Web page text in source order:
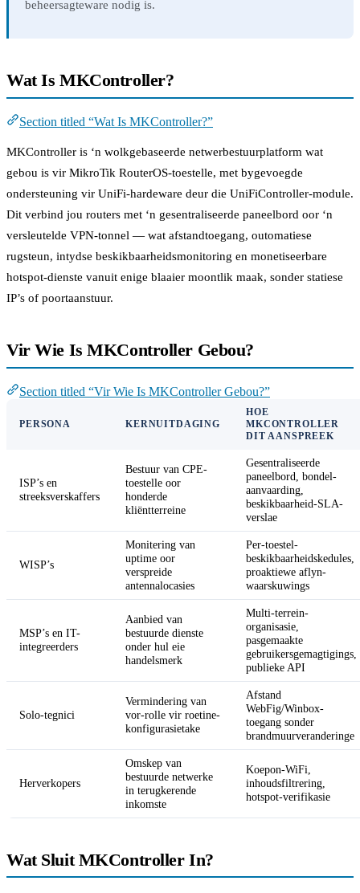
beheersagteware nodig is.
Wat Is MKController?
Section titled “Wat Is MKController?”
MKController is ‘n wolkgebaseerde netwerbestuurplatform wat
gebou is vir MikroTik RouterOS-toestelle, met bygevoegde
ondersteuning vir UniFi-hardeware deur die UniFiController-module.
Dit verbind jou routers met ‘n gesentraliseerde paneelbord oor ‘n
versleutelde VPN-tonnel — wat afstandtoegang, outomatiese
rugsteun, intydse beskikbaarheidsmonitoring en monetiseerbare
hotspot-dienste vanuit enige blaaier moontlik maak, sonder statiese
IP’s of poortaanstuur.
Vir Wie Is MKController Gebou?
Section titled “Vir Wie Is MKController Gebou?”
PERSONA KERNUITDAGING
HOE
MKCONTROLLER
DIT AANSPREEK
ISP’s en
streeksverskaffers
Bestuur van CPE-
toestelle oor
honderde
kliëntterreine
Gesentraliseerde
paneelbord, bondel-
aanvaarding,
beskikbaarheid-SLA-
verslae
WISP’s
Monitering van
uptime oor
verspreide
antennalocasies
Per-toestel-
beskikbaarheidskedules,
proaktiewe aflyn-
waarskuwings
MSP’s en IT-
integreerders
Aanbied van
bestuurde dienste
onder hul eie
handelsmerk
Multi-terrein-
organisasie,
pasgemaakte
gebruikersgemagtigings,
publieke API
Solo-tegnici
Vermindering van
vor-rolle vir roetine-
konfigurasietake
Afstand
WebFig/Winbox-
toegang sonder
brandmuurveranderinge
Herverkopers
Omskep van
bestuurde netwerke
in terugkerende
inkomste
Koepon-WiFi,
inhoudsfiltrering,
hotspot-verifikasie
Wat Sluit MKController In?